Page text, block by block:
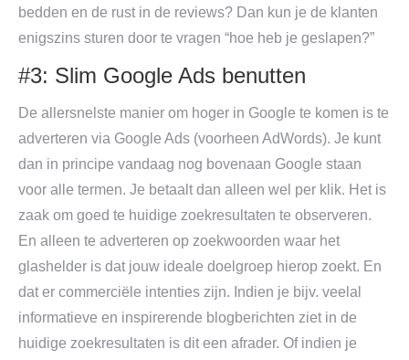
bedden en de rust in de reviews? Dan kun je de klanten
enigszins sturen door te vragen “hoe heb je geslapen?”
#3: Slim Google Ads benutten
De allersnelste manier om hoger in Google te komen is te
adverteren via Google Ads (voorheen AdWords). Je kunt
dan in principe vandaag nog bovenaan Google staan
voor alle termen. Je betaalt dan alleen wel per klik. Het is
zaak om goed te huidige zoekresultaten te observeren.
En alleen te adverteren op zoekwoorden waar het
glashelder is dat jouw ideale doelgroep hierop zoekt. En
dat er commerciële intenties zijn. Indien je bijv. veelal
informatieve en inspirerende blogberichten ziet in de
huidige zoekresultaten is dit een afrader. Of indien je